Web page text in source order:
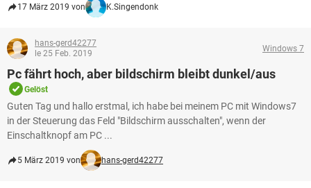
17 März 2019 von K.Singendonk
hans-gerd42277
le 25 Feb. 2019
Windows 7
Pc fährt hoch, aber bildschirm bleibt dunkel/aus
Gelöst
Guten Tag und hallo erstmal, ich habe bei meinem PC mit Windows7
in der Steuerung das Feld "Bildschirm ausschalten", wenn der
Einschaltknopf am PC ...
5 März 2019 von hans-gerd42277